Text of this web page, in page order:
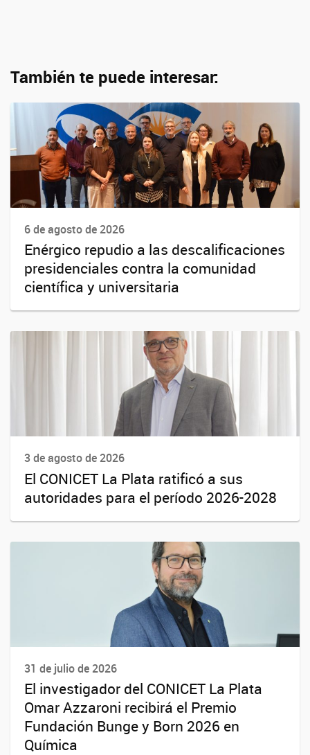
También te puede interesar:
6 de agosto de 2026
Enérgico repudio a las descalificaciones
presidenciales contra la comunidad
científica y universitaria
3 de agosto de 2026
El CONICET La Plata ratificó a sus
autoridades para el período 2026-2028
31 de julio de 2026
El investigador del CONICET La Plata
Omar Azzaroni recibirá el Premio
Fundación Bunge y Born 2026 en
Química